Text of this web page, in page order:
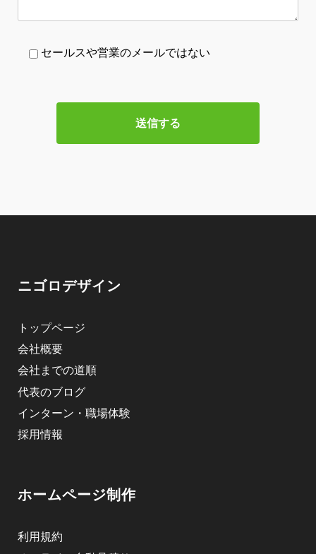
セールスや営業のメールではない
ニゴロデザイン
トップページ
会社概要
会社までの道順
代表のブログ
インターン・職場体験
採用情報
ホームページ制作
利用規約